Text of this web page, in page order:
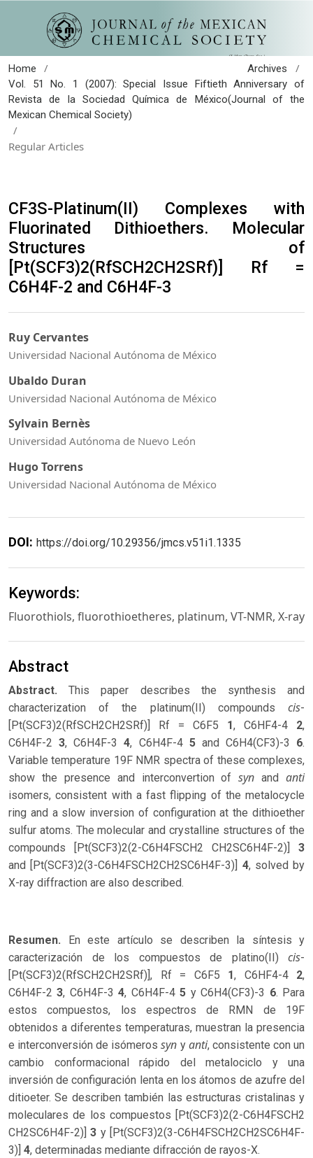
Home / Archives /
Vol. 51 No. 1 (2007): Special Issue Fiftieth Anniversary of
Revista de la Sociedad Química de México(Journal of the
Mexican Chemical Society)
/
Regular Articles
CF3S-Platinum(II) Complexes with
Fluorinated Dithioethers. Molecular
Structures of
[Pt(SCF3)2(RfSCH2CH2SRf)] Rf =
C6H4F-2 and C6H4F-3
Ruy Cervantes
Universidad Nacional Autónoma de México
Ubaldo Duran
Universidad Nacional Autónoma de México
Sylvain Bernès
Universidad Autónoma de Nuevo León
Hugo Torrens
Universidad Nacional Autónoma de México
DOI: https://doi.org/10.29356/jmcs.v51i1.1335
Keywords:
Fluorothiols, fluorothioetheres, platinum, VT-NMR, X-ray
Abstract
Abstract.This paper describes the synthesis and
characterization of the platinum(II) compounds cis-
[Pt(SCF3)2(RfSCH2CH2SRf)] Rf = C6F5 1, C6HF4-4 2,
C6H4F-23, C6H4F-34, C6H4F-4 5 and C6H4(CF3)-3 6.
Variable temperature 19F NMR spectra of these complexes,
show the presence and interconvertion ofsynand anti
isomers, consistent with a fast flipping of the metalocycle
ring and a slow inversion of configuration at the dithioether
sulfur atoms. The molecular and crystalline structures of the
compounds [Pt(SCF3)2(2-C6H4FSCH2 CH2SC6H4F-2)] 3
and [Pt(SCF3)2(3-C6H4FSCH2CH2SC6H4F-3)] 4, solved by
X-ray diffraction are also described.
Resumen.
En este artículo se describen la síntesis y
caracterización de los compuestos de platino(II) cis-
[Pt(SCF3)2(RfSCH2CH2SRf)], Rf = C6F5 1, C6HF4-4 2,
C6H4F-23, C6H4F-34, C6H4F-45 y C6H4(CF3)-3 6. Para
estos compuestos, los espectros de RMN de 19F
obtenidos a diferentes temperaturas, muestran la presencia
e interconversión de isómerossyn y anti, consistente con un
cambio conformacional rápido del metalociclo y una
inversión de configuración lenta en los átomos de azufre del
ditioeter. Se describen también las estructuras cristalinas y
moleculares de los compuestos [Pt(SCF3)2(2-C6H4FSCH2
CH2SC6H4F-2)]3 y [Pt(SCF3)2(3-C6H4FSCH2CH2SC6H4F-
3)] 4, determinadas mediante difracción de rayos-X.